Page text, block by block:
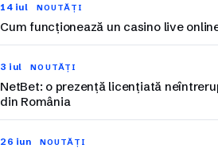
14 iul NOUTĂȚI
Cum funcționează un casino live
3 iul NOUTĂȚI
NetBet: o prezență licențiată
din România
26 iun NOUTĂȚI